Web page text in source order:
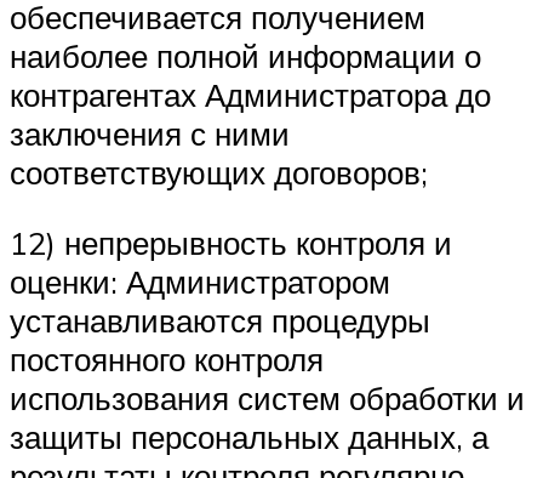
обеспечивается получением
наиболее полной информации о
контрагентах Администратора до
заключения с ними
соответствующих договоров;
12) непрерывность контроля и
оценки: Администратором
устанавливаются процедуры
постоянного контроля
использования систем обработки и
защиты персональных данных, а